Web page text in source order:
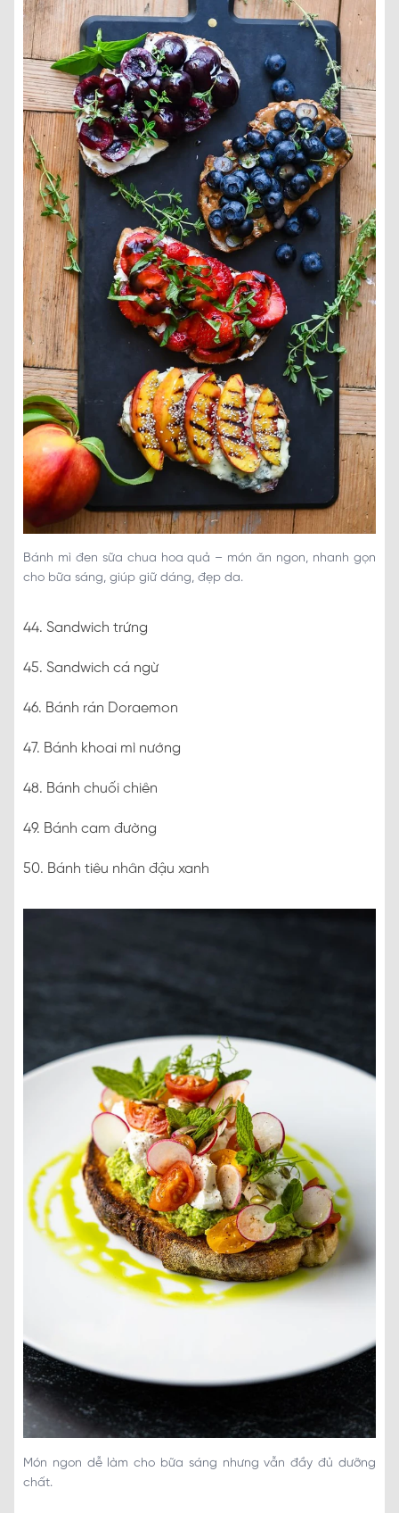
Bánh mì đen sữa chua hoa quả – món ăn ngon, nhanh gọn
cho bữa sáng, giúp giữ dáng, đẹp da.
44. Sandwich trứng
45. Sandwich cá ngừ
46. Bánh rán Doraemon
47. Bánh khoai mì nướng
48. Bánh chuối chiên
49. Bánh cam đường
50. Bánh tiêu nhân đậu xanh
Món ngon dễ làm cho bữa sáng nhưng vẫn đầy đủ dưỡng
chất.